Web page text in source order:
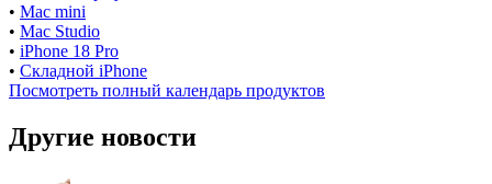
• Mac mini
• Mac Studio
• iPhone 18 Pro
• Складной iPhone
Посмотреть полный календарь продуктов
Другие новости